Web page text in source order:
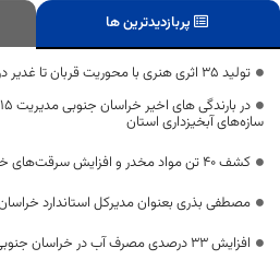
پربازدیدترین ها
تولید ۳۵ اثری هنری با محوریت قربان تا غدیر در کارگاه «نقش همای»
سازه‌های آبخیزداری استان
کشف 40 تن مواد مخدر و افزایش سرقت‌های خرد در خراسان‌ جنوبی
مصطفی بذری بعنوان مدیرکل استاندارد
افزایش ۳۳ درصدی مصرف آب در خراسان جنوبی در پیک گرما